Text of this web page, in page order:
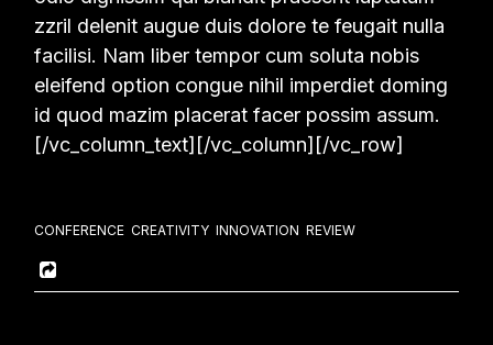
zzril delenit augue duis dolore te feugait nulla
facilisi. Nam liber tempor cum soluta nobis
eleifend option congue nihil imperdiet doming
id quod mazim placerat facer possim assum.
[/vc_column_text][/vc_column][/vc_row]
CONFERENCE CREATIVITY INNOVATION REVIEW